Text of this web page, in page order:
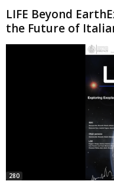
LIFE Beyond
the Future of
280